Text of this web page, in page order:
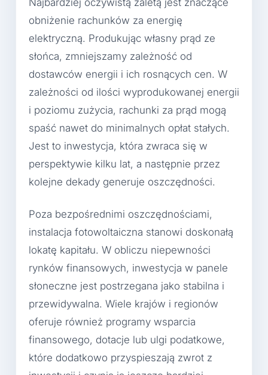
Najbardziej oczywistą zaletą jest znaczące
obniżenie rachunków za energię
elektryczną. Produkując własny prąd ze
słońca, zmniejszamy zależność od
dostawców energii i ich rosnących cen. W
zależności od ilości wyprodukowanej energii
i poziomu zużycia, rachunki za prąd mogą
spaść nawet do minimalnych opłat stałych.
Jest to inwestycja, która zwraca się w
perspektywie kilku lat, a następnie przez
kolejne dekady generuje oszczędności.
Poza bezpośrednimi oszczędnościami,
instalacja fotowoltaiczna stanowi doskonałą
lokatę kapitału. W obliczu niepewności
rynków finansowych, inwestycja w panele
słoneczne jest postrzegana jako stabilna i
przewidywalna. Wiele krajów i regionów
oferuje również programy wsparcia
finansowego, dotacje lub ulgi podatkowe,
które dodatkowo przyspieszają zwrot z